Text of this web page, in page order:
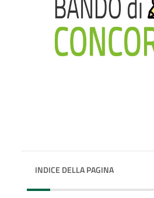
INDICE DELLA PAGINA